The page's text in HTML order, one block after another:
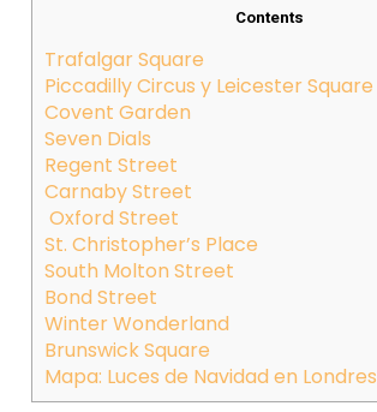
Contents
Trafalgar Square
Piccadilly Circus y Leicester Square
Covent Garden
Seven Dials
Regent Street
Carnaby Street
Oxford Street
St. Christopher’s Place
South Molton Street
Bond Street
Winter Wonderland
Brunswick Square
Mapa: Luces de Navidad en Londres